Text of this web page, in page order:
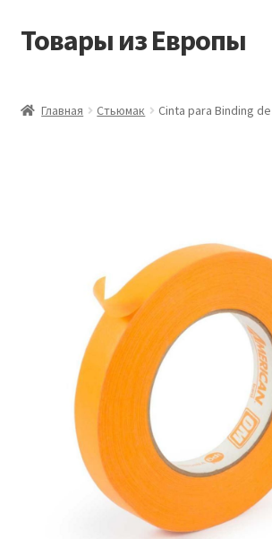
Перейти
Перейти
Товары из Европы
Мой аккаунт
Оставить отзыв
Оформление заказа
Подтверждение заказа
Главная Стьюмак Cinta para Binding